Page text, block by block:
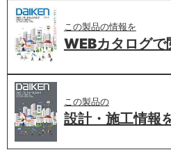
この製品の情報を
WEBカタログで
この製品の
設計・施工情報